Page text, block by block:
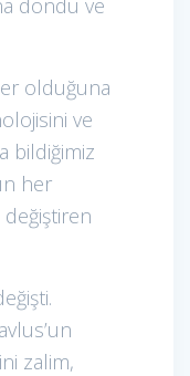
olduğuna
ve
bildiğimiz
her
zalim,